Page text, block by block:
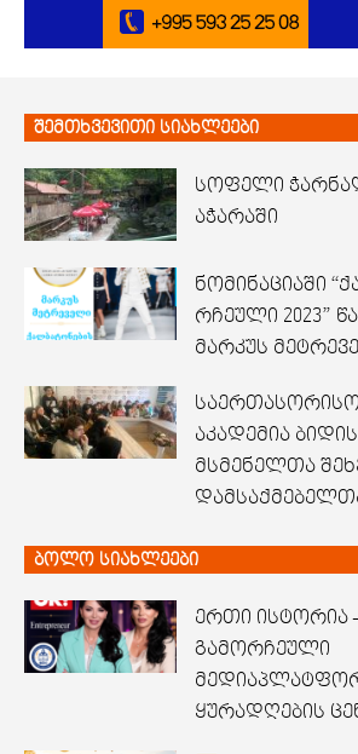
შემთხვევითი სიახლეები
სოფელი
აჭარაში
ნომინაციაში
რჩეული 2023”
მარკუს
აკადემია
მსმენელთა
ბოლო სიახლეები
ერთი ისტორია
გამორჩეული
ყურადღების